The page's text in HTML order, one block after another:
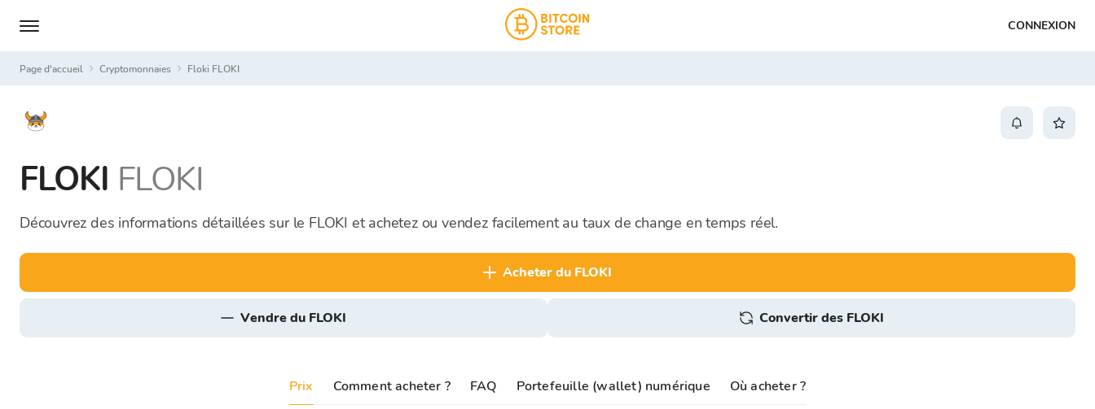
CONNEXION
Page d'accueil Cryptomonnaies Floki FLOKI
FLOKI FLOKI
Découvrez des informations détaillées sur le FLOKI et achetez ou vendez facilement au taux de change en temps réel.
acheter du FLOKI
vendre du FLOKI Convertir des FLOKI
Prix Comment acheter ? FAQ Portefeuille (wallet) numérique Où acheter ?